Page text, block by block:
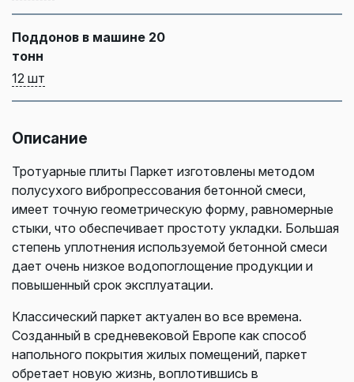
Поддонов в машине 20
тонн
12 шт
Описание
Тротуарные плиты Паркет изготовлены методом
полусухого вибропрессования бетонной смеси,
имеет точную геометрическую форму, равномерные
стыки, что обеспечивает простоту укладки. Большая
степень уплотнения используемой бетонной смеси
дает очень низкое водопоглощение продукции и
повышенный срок эксплуатации.
Классический паркет актуален во все времена.
Созданный в средневековой Европе как способ
напольного покрытия жилых помещений, паркет
обретает новую жизнь, воплотившись в